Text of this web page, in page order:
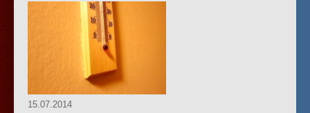
15.07.2014